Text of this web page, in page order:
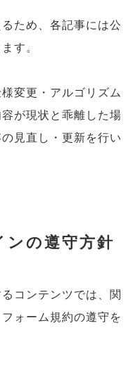
ため、各記事には公
す。
変更・アルゴリズム
が現状と乖離した場
見直し・更新を行い
ンの遵守方針
コンテンツでは、関
ォーム規約の遵守を